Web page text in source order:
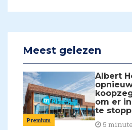
Meest gelezen
Premium
Albert
om er
te
5